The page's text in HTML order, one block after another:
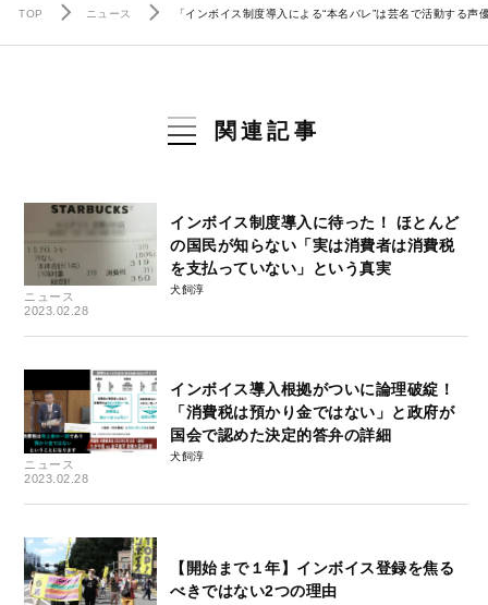
TOP ニュース 「インボイス制度導入による“本名バレ”は芸名で活動する
関連記事
ニュース
2023.02.28
インボイス制度導入に待った！ ほとんど
の国民が知らない「実は消費者は消費税
を支払っていない」という真実
犬飼淳
ニュース
2023.02.28
インボイス導入根拠がついに論理破綻！
「消費税は預かり金ではない」と政府が
国会で認めた決定的答弁の詳細
犬飼淳
【開始まで１年】インボイス登録を焦る
べきではない2つの理由